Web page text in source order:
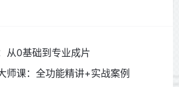
从0基础到专业成片
师课：全功能精讲+实战案例